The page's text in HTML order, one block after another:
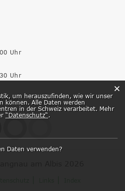
Uhr
Uhr
um herauszufinden, wie wir unser
können. Alle Daten werden
in der Schweiz verarbeitet. Mehr
“Datenschutz“.
Daten verwenden?
×